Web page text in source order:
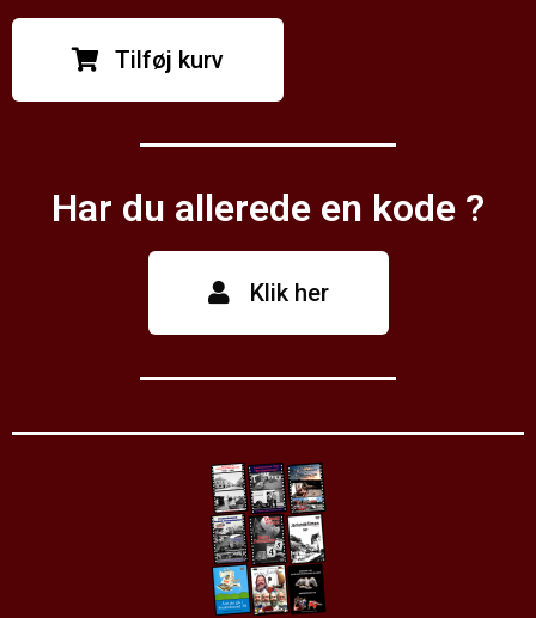
Tilføj kurv
Har du allerede en kode ?
Klik her